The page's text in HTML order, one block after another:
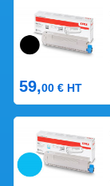
59,00 € HT